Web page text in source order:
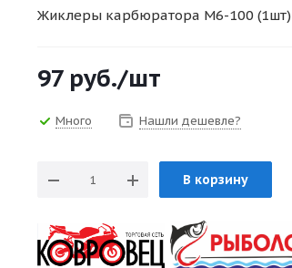
Жиклеры карбюратора M6-100 (1шт)
97руб./шт
Много Нашли дешевле?
В корзину